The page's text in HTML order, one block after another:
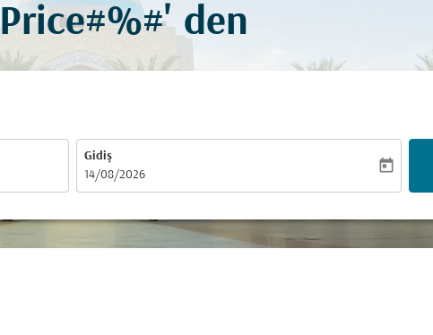
den
Gidiş
fc-booking-departure-date-aria-label
14/08/2026
today